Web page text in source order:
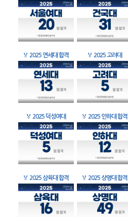
🏅 2025 연세대 합격 🏅 2025 고려대
🏅 2025 덕성여대 🏅 2025 인하대 합격
🏅 2025 삼육대 합격 🏅 2025 상명대 합격